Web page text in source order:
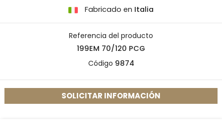
Fabricado en Italia
Referencia del producto
199EM 70/120 PCG
Código 9874
SOLICITAR INFORMACIÓN